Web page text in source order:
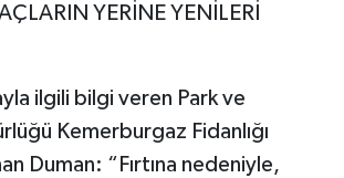
YERİNE YENİLERİ
ilgili bilgi veren Park ve
Kemerburgaz Fidanlığı
Duman: “Fırtına nedeniyle,